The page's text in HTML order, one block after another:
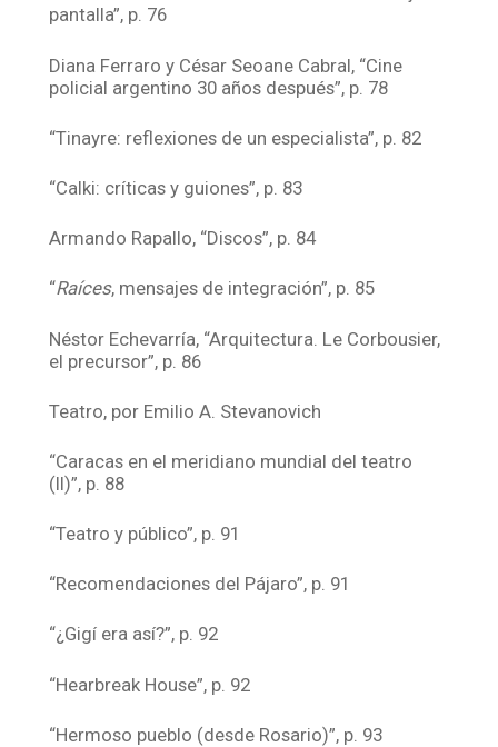
pantalla”, p. 76
Diana Ferraro y César Seoane Cabral, “Cine
policial argentino 30 años después”, p. 78
“Tinayre: reflexiones de un especialista”, p. 82
“Calki: críticas y guiones”, p. 83
Armando Rapallo, “Discos”, p. 84
“Raíces, mensajes de integración”, p. 85
Néstor Echevarría, “Arquitectura. Le Corbousier,
el precursor”, p. 86
Teatro, por Emilio A. Stevanovich
“Caracas en el meridiano mundial del teatro
(II)”, p. 88
“Teatro y público”, p. 91
“Recomendaciones del Pájaro”, p. 91
“¿Gigí era así?”, p. 92
“Hearbreak House”, p. 92
“Hermoso pueblo (desde Rosario)”, p. 93